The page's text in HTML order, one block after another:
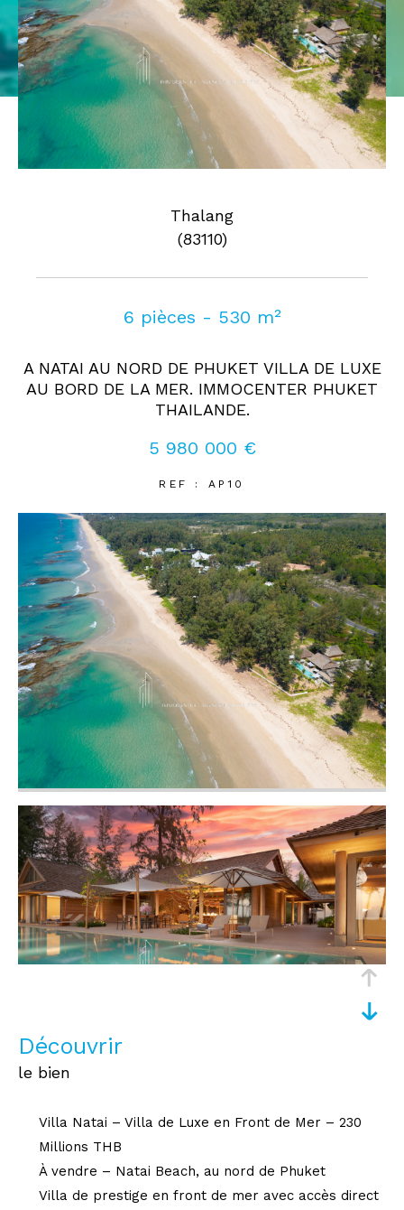
Thalang
(83110)
6 pièces - 530 m²
A NATAI AU NORD DE PHUKET VILLA DE LUXE
AU BORD DE LA MER. IMMOCENTER PHUKET
THAILANDE.
5 980 000 €
REF : AP10
découvrir
le bien
Villa Natai – Villa de Luxe en Front de Mer – 230
Millions THB
À vendre – Natai Beach, au nord de Phuket
Villa de prestige en front de mer avec accès direct
Pièces
0 2 3 4 5
Où
AFFINER LES CRITÈRES
FILTRER PAR
RECHERCHER